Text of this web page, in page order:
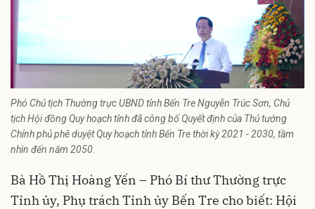
Phó Chủ tịch Thường trực UBND tỉnh Bến Tre Nguyễn Trúc Sơn, Chủ
tịch Hội đồng Quy hoạch tỉnh đã công bố Quyết định của Thủ tướng
Chính phủ phê duyệt Quy hoạch tỉnh Bến Tre thời kỳ 2021 - 2030, tầm
nhìn đến năm 2050.
Bà Hồ Thị Hoàng Yến – Phó Bí thư Thường trực
Tỉnh ủy, Phụ trách Tỉnh ủy Bến Tre cho biết: Hội